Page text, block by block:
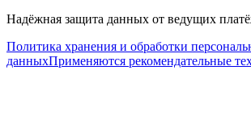
Надёжная защита данных от ведущих
Политика хранения и обработки
данныхПрименяются рекомендательные